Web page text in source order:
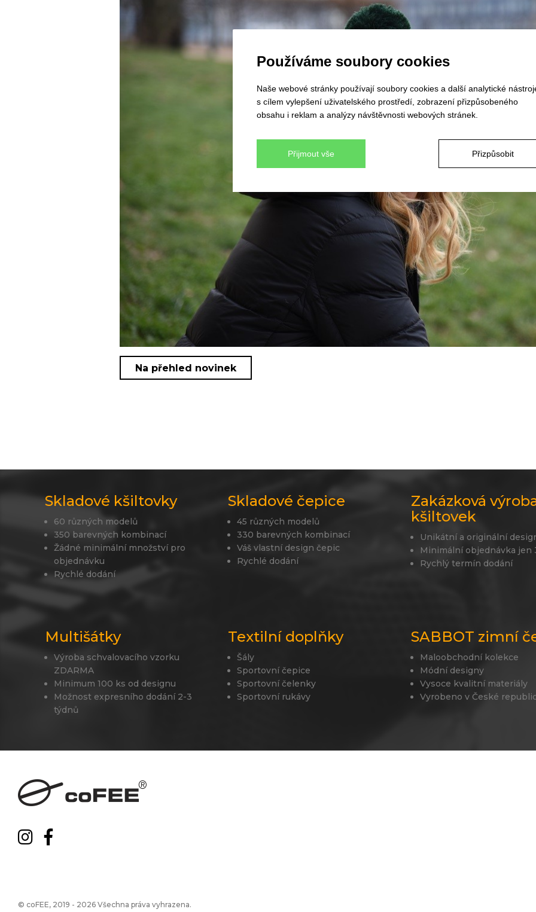
Používáme soubory cookies
Naše webové stránky používají soubory cookies a další analytické
s cílem vylepšení uživatelského prostředí, zobrazení přizpůsobeného
obsahu i reklam a analýzy návštěvnosti webových stránek.
Přijmout vše Přizpůsobit
Na přehled novinek
Skladové kšiltovky
60 různých modelů
350 barevných kombinací
Žádné minimální množství pro
objednávku
Rychlé dodání
Skladové čepice
45 různých modelů
330 barevných kombinací
Váš vlastní design čepic
Rychlé dodání
Zakázková
kšiltovek
Unikátní a originální
Minimální objednávka jen
Rychlý termín dodání
Multišátky
Výroba schvalovacího vzorku
ZDARMA
Minimum 100 ks od designu
Možnost expresního dodání 2-3
týdnů
Textilní doplňky
Šály
Sportovní čepice
Sportovní čelenky
Sportovní rukávy
SABBOT zimní
Maloobchodní kolekce
Módní designy
Vysoce kvalitní materiály
Vyrobeno v České
© coFEE, 2019 - 2026 Všechna práva vyhrazena.